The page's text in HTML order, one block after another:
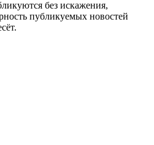
без искажения,
публикуемых новостей